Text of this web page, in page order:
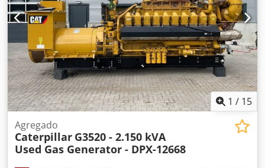
1 / 15
Agregado
Caterpillar G3520 - 2.150 kVA
Used Gas Generator - DPX-12668